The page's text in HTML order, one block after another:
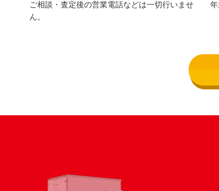
ご相談・査定後の営業電話などは一切行いませ
ん。